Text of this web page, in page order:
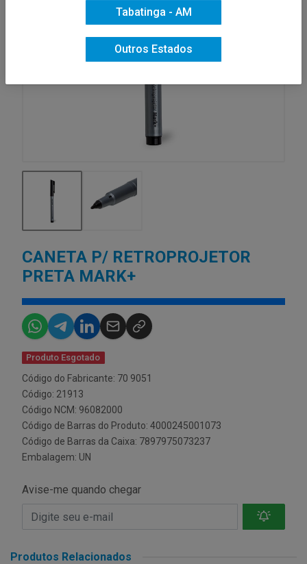
CANETA P/ RETROPROJETOR
PRETA MARK+
Produto Esgotado
Código do Fabricante: 70 9051
Código: 21913
Código NCM: 96082000
Código de Barras do Produto: 4000245001073
Código de Barras da Caixa: 7897975073237
Embalagem: UN
Avise-me quando chegar
Produtos Relacionados
Tabatinga - AM
Outros Estados